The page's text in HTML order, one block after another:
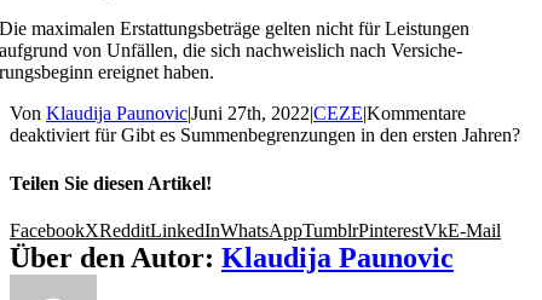
Die maximalen Erstattungsbeträge gelten nicht für Leistungen
aufgrund von Unfällen, die sich nachweislich nach Versiche-
rungsbeginn ereignet haben.
Von Klaudija Paunovic|Juni 27th, 2022|CEZE|Kommentare
deaktiviertfür Gibt es Summenbegrenzungen in den ersten Jahren?
Teilen Sie diesen Artikel!
FacebookXRedditLinkedInWhatsAppTumblrPinterestVkE-Mail
Über den Autor: Klaudija Paunovic